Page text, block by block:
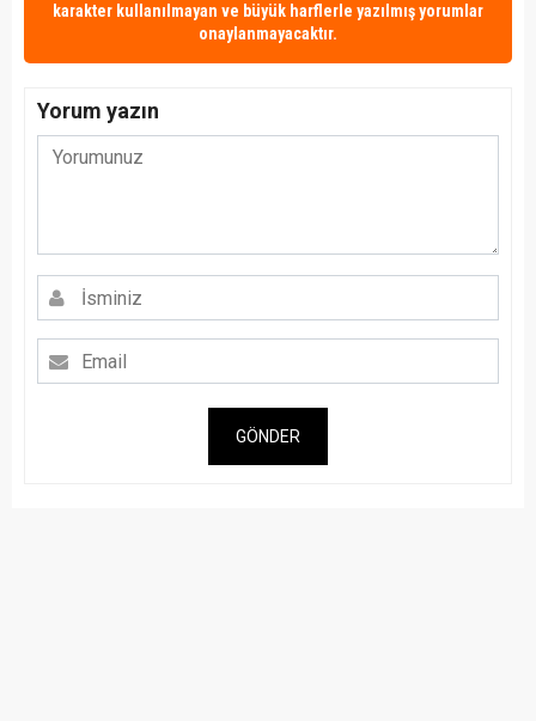
karakter kullanılmayan ve büyük harflerle yazılmış yorumlar
onaylanmayacaktır.
Yorum yazın
GÖNDER